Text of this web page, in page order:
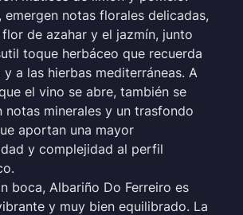
emergen notas florales delicadas,
de azahar y el jazmín, junto
toque herbáceo que recuerda
a las hierbas mediterráneas. A
el vino se abre, también se
notas minerales y un trasfondo
aportan una mayor
y complejidad al perfil
boca, Albariño Do Ferreiro es
y muy bien equilibrado. La